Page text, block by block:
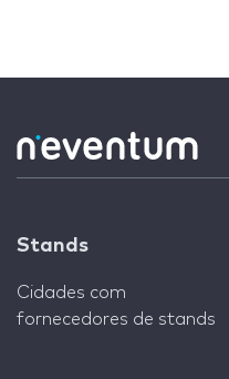
Stands
Cidades com
fornecedores de stands